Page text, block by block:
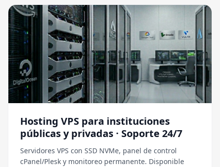
Hosting VPS para instituciones
públicas y privadas · Soporte 24/7
Servidores VPS con SSD NVMe, panel de control
cPanel/Plesk y monitoreo permanente. Disponible